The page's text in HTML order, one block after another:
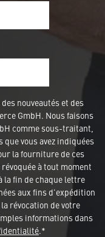
nouveautés et des
GmbH. Nous faisons
comme sous-traitant,
vous avez indiquées
la fourniture de ces
à tout moment
la fin de chaque lettre
aux fins d'expédition
révocation de votre
informations dans
.*